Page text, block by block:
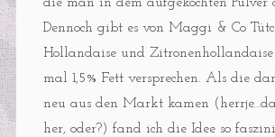
Dennoch gibt es von Maggi & Co
Hollandaise und
mal 1,5% Fett versprechen. Als die
neu aus den Markt kamen
her, oder?) fand ich die Idee so